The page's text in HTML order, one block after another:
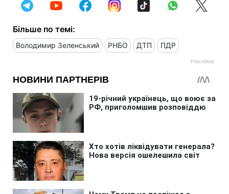
Більше по темі:
Володимир Зеленський РНБО ДТП ПДР